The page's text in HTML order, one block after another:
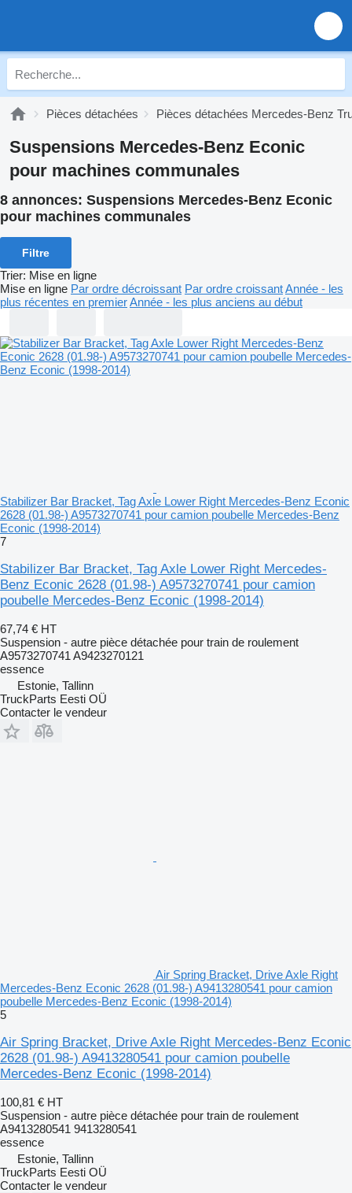
Pièces détachées Pièces détachées Mercedes-Benz
Suspensions Mercedes-Benz Econic
pour machines communales
8 annonces: Suspensions Mercedes-Benz Econic
pour machines communales
Filtre
Trier: Mise en ligne
Mise en ligne Par ordre décroissant Par ordre croissantAnnée - les
plus récentes en premierAnnée - les plus anciens au début
Stabilizer Bar Bracket, Tag Axle Lower Right Mercedes-Benz Econic
2628 (01.98-) A9573270741 pour camion poubelle Mercedes-Benz
Econic (1998-2014)
7
Stabilizer Bar Bracket, Tag Axle Lower Right Mercedes-
Benz Econic 2628 (01.98-) A9573270741 pour camion
poubelle Mercedes-Benz Econic (1998-2014)
67,74 € HT
Suspension - autre pièce détachée pour train de roulement
A9573270741 A9423270121
essence
Estonie, Tallinn
TruckParts Eesti OÜ
Contacter le vendeur
Air Spring Bracket, Drive Axle Right
Mercedes-Benz Econic 2628 (01.98-) A9413280541 pour camion
poubelle Mercedes-Benz Econic (1998-2014)
5
Air Spring Bracket, Drive Axle Right Mercedes-Benz Econic
2628 (01.98-) A9413280541 pour camion poubelle
Mercedes-Benz Econic (1998-2014)
100,81 € HT
Suspension - autre pièce détachée pour train de roulement
A9413280541 9413280541
essence
Estonie, Tallinn
TruckParts Eesti OÜ
Contacter le vendeur